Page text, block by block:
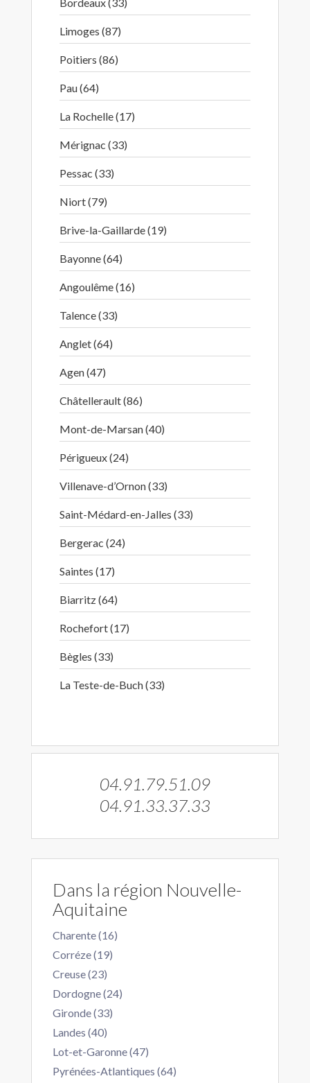
Limoges (87)
Poitiers (86)
Pau (64)
La Rochelle (17)
Mérignac (33)
Pessac (33)
Niort (79)
Brive-la-Gaillarde (19)
Bayonne (64)
Angoulême (16)
Talence (33)
Anglet (64)
Agen (47)
Châtellerault (86)
Mont-de-Marsan (40)
Périgueux (24)
Villenave-d’Ornon (33)
Saint-Médard-en-Jalles (33)
Bergerac (24)
Saintes (17)
Biarritz (64)
Rochefort (17)
Bègles (33)
La Teste-de-Buch (33)
04.91.79.51.09
04.91.33.37.33
Dans la région Nouvelle-
Aquitaine
Charente (16)
Corréze (19)
Creuse (23)
Dordogne (24)
Gironde (33)
Landes (40)
Lot-et-Garonne (47)
Pyrénées-Atlantiques (64)